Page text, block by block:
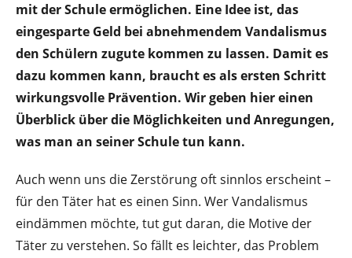
mit der Schule ermöglichen. Eine Idee ist, das
eingesparte Geld bei abnehmendem Vandalismus
den Schülern zugute kommen zu lassen. Damit es
dazu kommen kann, braucht es als ersten Schritt
wirkungsvolle Prävention. Wir geben hier einen
Überblick über die Möglichkeiten und Anregungen,
was man an seiner Schule tun kann.
Auch wenn uns die Zerstörung oft sinnlos erscheint –
für den Täter hat es einen Sinn. Wer Vandalismus
eindämmen möchte, tut gut daran, die Motive der
Täter zu verstehen. So fällt es leichter, das Problem